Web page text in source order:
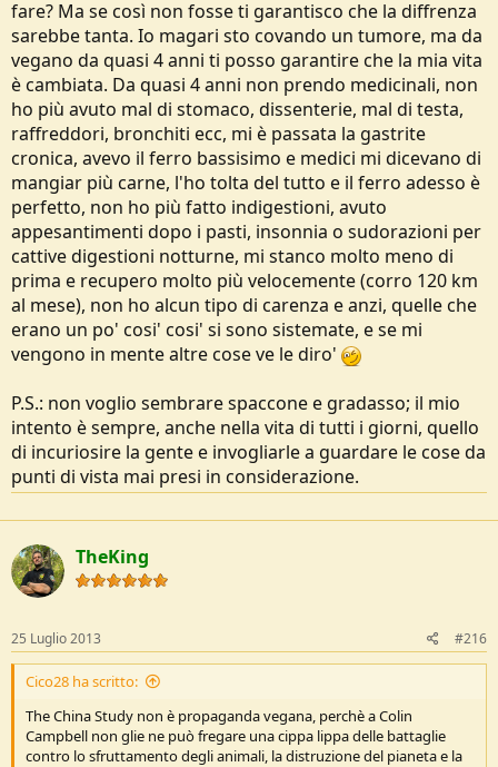
fare? Ma se così non fosse ti garantisco che la diffrenza
sarebbe tanta. Io magari sto covando un tumore, ma da
vegano da quasi 4 anni ti posso garantire che la mia vita
è cambiata. Da quasi 4 anni non prendo medicinali, non
ho più avuto mal di stomaco, dissenterie, mal di testa,
raffreddori, bronchiti ecc, mi è passata la gastrite
cronica, avevo il ferro bassisimo e medici mi dicevano di
mangiar più carne, l'ho tolta del tutto e il ferro adesso è
perfetto, non ho più fatto indigestioni, avuto
appesantimenti dopo i pasti, insonnia o sudorazioni per
cattive digestioni notturne, mi stanco molto meno di
prima e recupero molto più velocemente (corro 120 km
al mese), non ho alcun tipo di carenza e anzi, quelle che
erano un po' cosi' cosi' si sono sistemate, e se mi
vengono in mente altre cose ve le diro'
P.S.: non voglio sembrare spaccone e gradasso; il mio
intento è sempre, anche nella vita di tutti i giorni, quello
di incuriosire la gente e invogliarle a guardare le cose da
punti di vista mai presi in considerazione.
TheKing
25 Luglio 2013 #216
Cico28 ha scritto:
The China Study non è propaganda vegana, perchè a Colin
Campbell non glie ne può fregare una cippa lippa delle battaglie
contro lo sfruttamento degli animali, la distruzione del pianeta e la